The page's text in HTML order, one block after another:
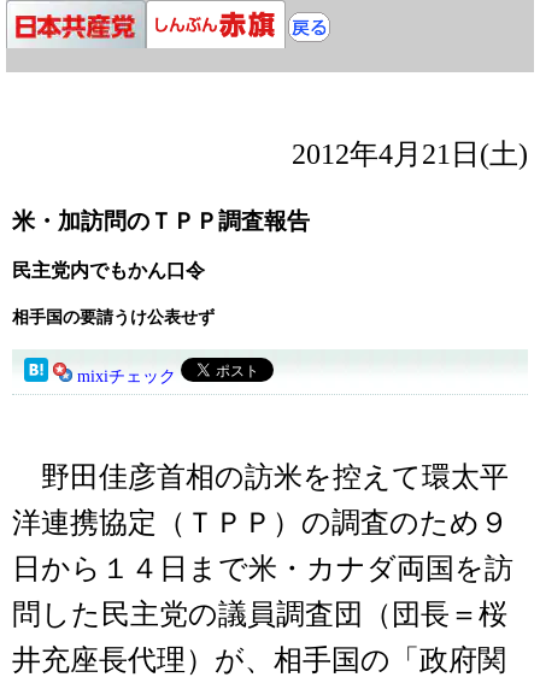
2012年4月21日(土)
米・加訪問のＴＰＰ調査報告
民主党内でもかん口令
相手国の要請うけ公表せず
mixiチェック
野田佳彦首相の訪米を控えて環太平
洋連携協定（ＴＰＰ）の調査のため９
日から１４日まで米・カナダ両国を訪
問した民主党の議員調査団（団長＝桜
井充座長代理）が、相手国の「政府関